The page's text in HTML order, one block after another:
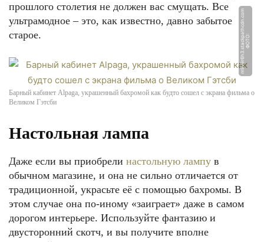
прошлого столетия не должен вас смущать. Все
ультрамодное – это, как известно, давно забытое
старое.
Ф
О
Т
О:
m
9
v
9
r
6
h
3.
s
t
a
c
k
p
a
t
h
c
d
n.
c
o
m
Барный кабинет Alpaga, украшенный бахромой как будто сошел с экрана фильма о
Великом Гэтсби
Настольная лампа
Даже если вы приобрели настольную лампу в
обычном магазине, и она не сильно отличается от
традиционной, украсьте её с помощью бахромы. В
этом случае она по-иному «заиграет» даже в самом
дорогом интерьере. Используйте фантазию и
двусторонний скотч, и вы получите вполне